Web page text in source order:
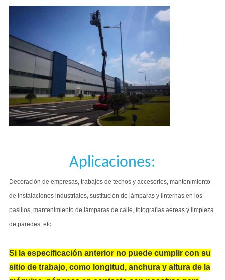
Aplicaciones:
Decoración de empresas, trabajos de techos y accesorios, mantenimiento
de instalaciones industriales, sustitución de lámparas y linternas en los
pasillos, mantenimiento de lámparas de calle, fotografías aéreas y limpieza
de paredes, etc.
Si la especificación anterior no puede cumplir con su
sitio de trabajo, como longitud, anchura y altura de la